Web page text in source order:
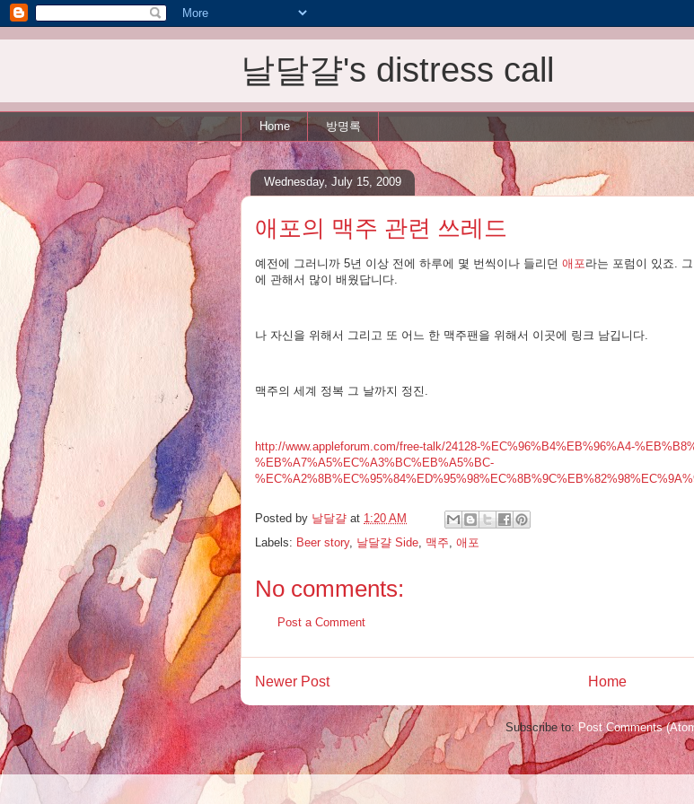
날달걀's distress call
Home 방명록
Wednesday, July 15, 2009
애포의 맥주 관련 쓰레드
예전에 그러니까 5년 이상 전에 하루에 몇 번씩이나 들리던 애포라는 포럼이 있죠.
에 관해서 많이 배웠답니다.
나 자신을 위해서 그리고 또 어느 한 맥주팬을 위해서 이곳에 링크 남깁니다.
맥주의 세계 정복 그 날까지 정진.
http://www.appleforum.com/free-talk/24128-%EC%96%B4%EB%96%A4-
%EB%A7%A5%EC%A3%BC%EB%A5%BC-
Posted by 날달걀 at 1:20 AM
Labels: Beer story, 날달걀 Side 맥주 애포
No comments:
Post a Comment
Newer Post Home
Subscribe to:Post Comments